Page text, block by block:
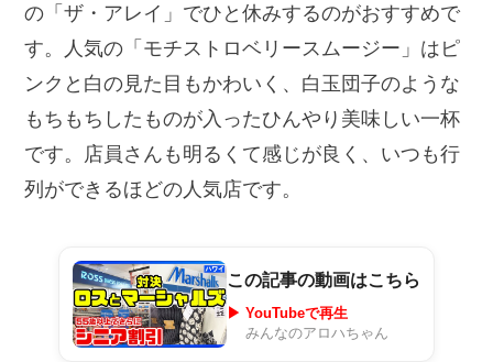
の「ザ・アレイ」でひと休みするのがおすすめで
す。人気の「モチストロベリースムージー」はピ
ンクと白の見た目もかわいく、白玉団子のような
もちもちしたものが入ったひんやり美味しい一杯
です。店員さんも明るくて感じが良く、いつも行
列ができるほどの人気店です。
この記事の動画はこちら
▶ YouTubeで再生
みんなのアロハちゃん